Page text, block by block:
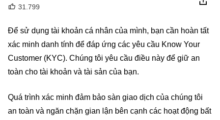
31.799
Để sử dụng tài khoản cá nhân của mình, bạn cần hoàn tất
xác minh danh tính để đáp ứng các yêu cầu Know Your
Customer (KYC). Chúng tôi yêu cầu điều này để giữ an
toàn cho tài khoản và tài sản của bạn.
Quá trình xác minh đảm bảo sàn giao dịch của chúng tôi
an toàn và ngăn chặn gian lận bên cạnh các hoạt động bất